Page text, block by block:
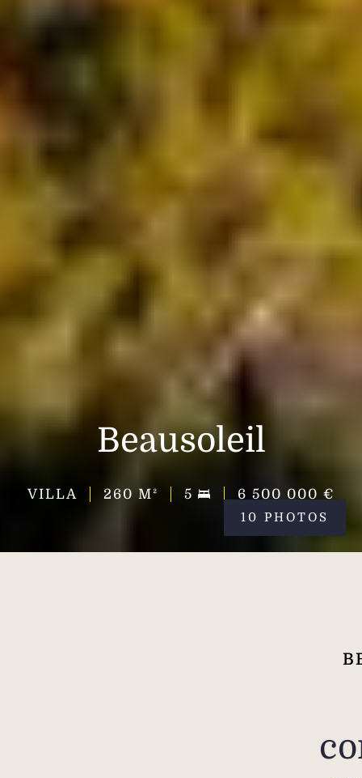
Beausoleil
VILLA 260 M² 5 6 500 000 €
10 PHOTOS